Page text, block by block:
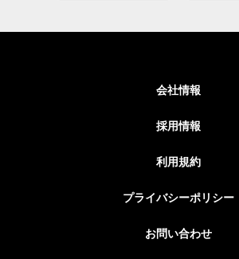
会社情報
採用情報
利用規約
プライバシーポリシー
お問い合わせ